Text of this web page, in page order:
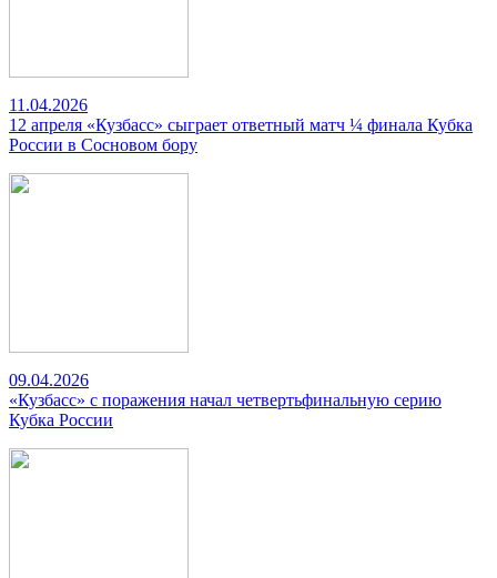
11.04.2026
12 апреля «Кузбасс» сыграет ответный матч ¼ финала Кубка
России в Сосновом бору
09.04.2026
«Кузбасс» с поражения начал четвертьфинальную серию
Кубка России